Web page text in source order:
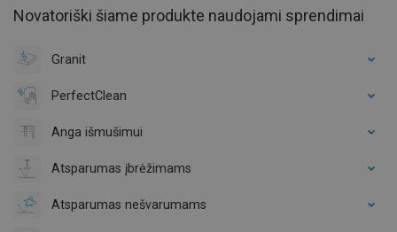
Novatoriški šiame produkte naudojami sprendimai
Granit
PerfectClean
Anga išmušimui
Atsparumas įbrėžimams
Atsparumas nešvarumams